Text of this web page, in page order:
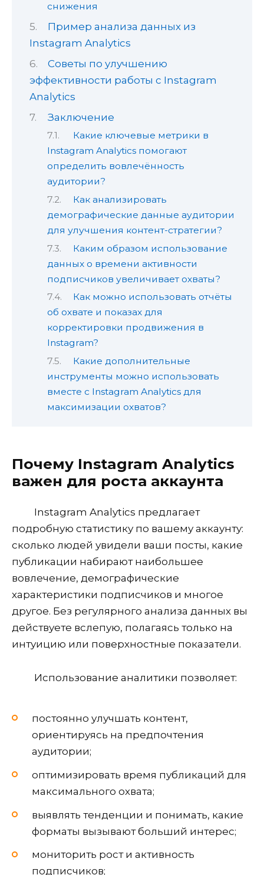
снижения
Пример анализа данных из
Instagram Analytics
Советы по улучшению
эффективности работы с Instagram
Analytics
Заключение
Какие ключевые метрики в
Instagram Analytics помогают
определить вовлечённость
аудитории?
Как анализировать
демографические данные аудитории
для улучшения контент-стратегии?
Каким образом использование
данных о времени активности
подписчиков увеличивает охваты?
Как можно использовать отчёты
об охвате и показах для
корректировки продвижения в
Instagram?
Какие дополнительные
инструменты можно использовать
вместе с Instagram Analytics для
максимизации охватов?
Почему Instagram Analytics
важен для роста аккаунта
Instagram Analytics предлагает
подробную статистику по вашему аккаунту:
сколько людей увидели ваши посты, какие
публикации набирают наибольшее
вовлечение, демографические
характеристики подписчиков и многое
другое. Без регулярного анализа данных вы
действуете вслепую, полагаясь только на
интуицию или поверхностные показатели.
Использование аналитики позволяет:
постоянно улучшать контент,
ориентируясь на предпочтения
аудитории;
оптимизировать время публикаций для
максимального охвата;
выявлять тенденции и понимать, какие
форматы вызывают больший интерес;
мониторить рост и активность
подписчиков;